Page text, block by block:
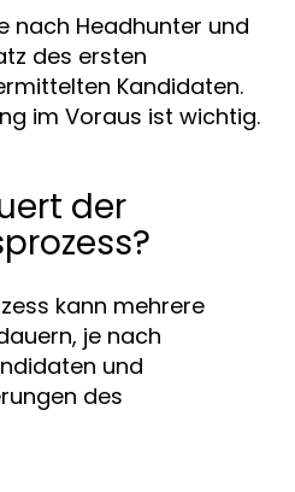
nach Headhunter und
des ersten
Kandidaten.
im Voraus ist wichtig.
der
kann mehrere
je nach
und
des